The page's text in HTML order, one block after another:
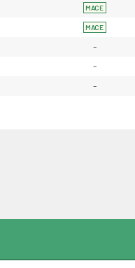
MACE
MACE
-
-
-